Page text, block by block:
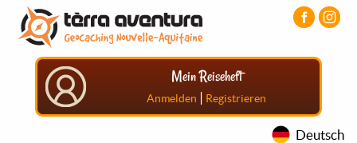
Direkt
zum
Inhalt
Aller
menu
principal
Aller
pied
Mein Reiseheft
Anmelden | Registrieren
Deutsch